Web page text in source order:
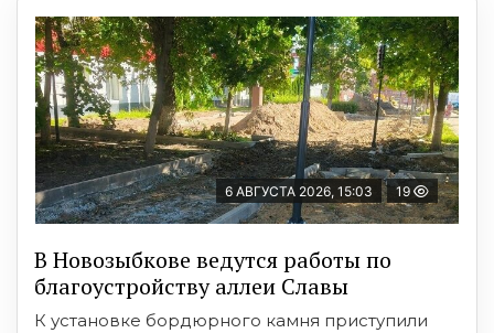
6 АВГУСТА 2026, 15:03 19
В Новозыбкове ведутся работы по
благоустройству аллеи Славы
К установке бордюрного камня приступили